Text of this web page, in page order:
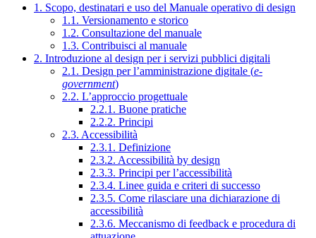
1. Scopo, destinatari e uso del Manuale operativo di design
1.1. Versionamento e storico
1.2. Consultazione del manuale
1.3. Contribuisci al manuale
2. Introduzione al design per i servizi pubblici digitali
2.1. Design per l’amministrazione digitale (e-
government)
2.2. L’approccio progettuale
2.2.1. Buone pratiche
2.2.2. Principi
2.3. Accessibilità
2.3.1. Definizione
2.3.2. Accessibilità by design
2.3.3. Principi per l’accessibilità
2.3.4. Linee guida e criteri di successo
2.3.5. Come rilasciare una dichiarazione di
accessibilità
2.3.6. Meccanismo di feedback e procedura di